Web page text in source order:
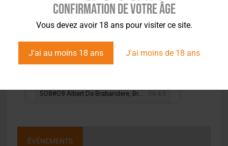
Confirmation de votre âge
Vous devez avoir 18 ans pour visiter ce site.
J'ai au moins 18 ans J'ai moins de 18 ans
ÉVÉNEMENTS